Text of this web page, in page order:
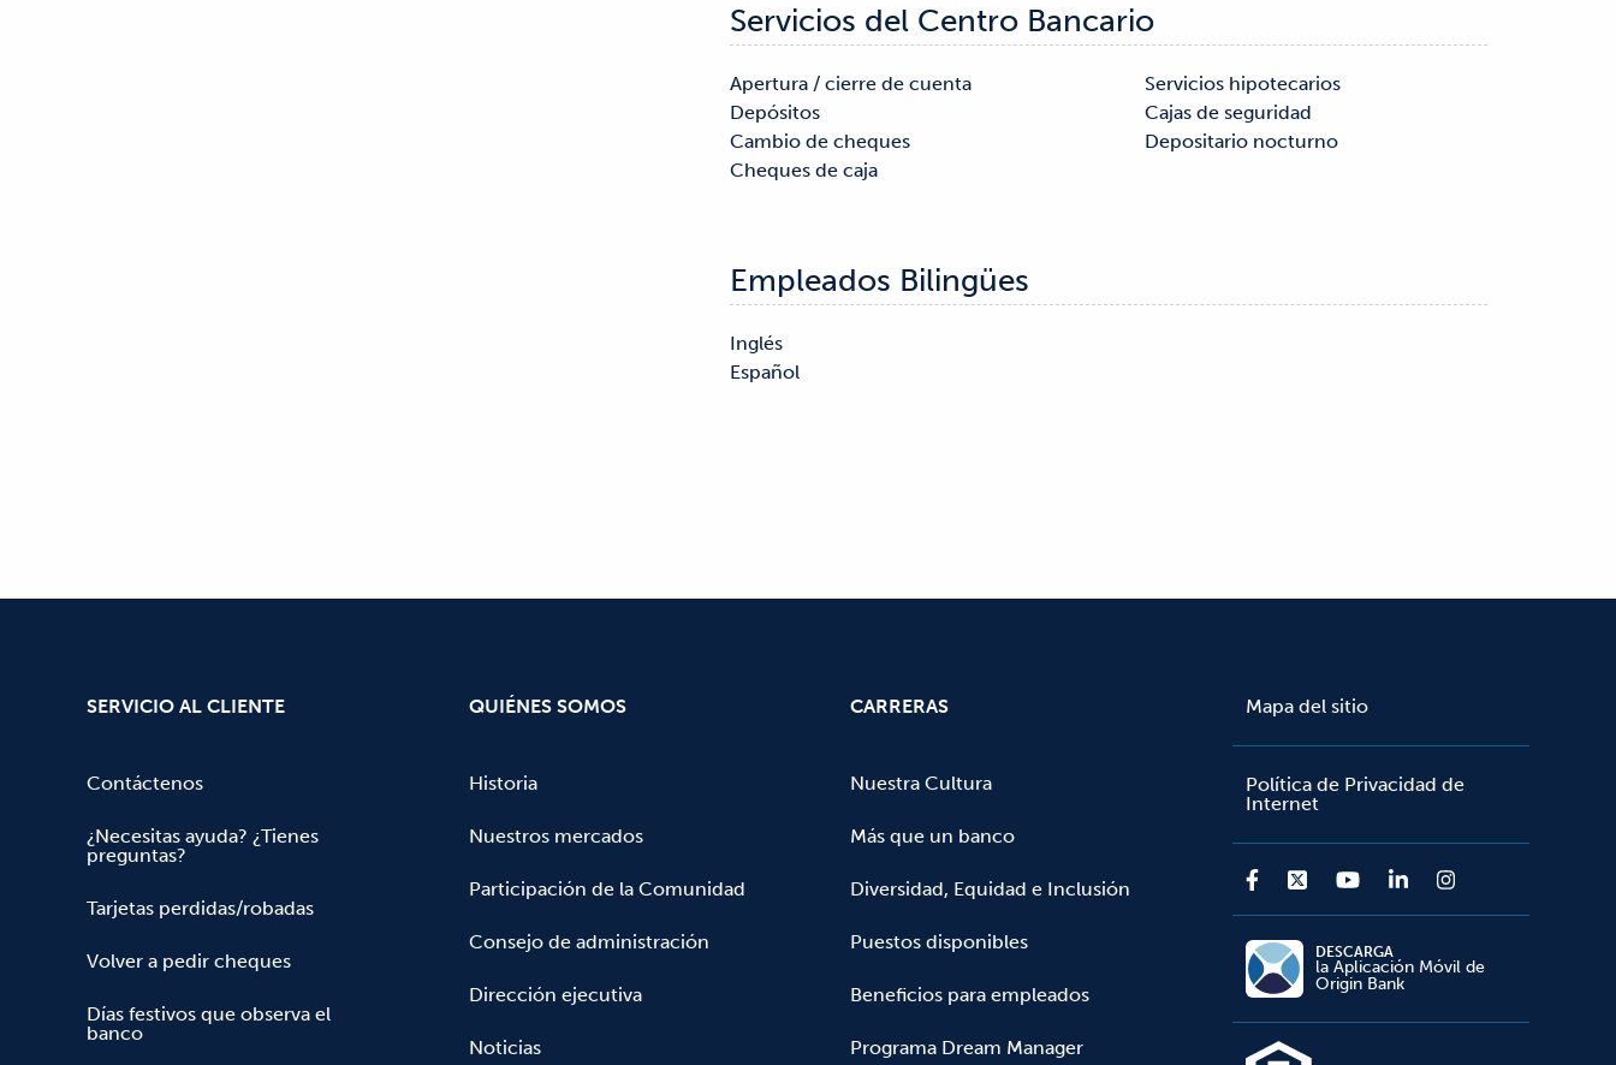
Servicios del Centro Bancario
Apertura / cierre de cuenta
Depósitos
Cambio de cheques
Cheques de caja
Servicios hipotecarios
Cajas de seguridad
Depositario nocturno
Empleados Bilingües
Inglés
Español
SERVICIO AL CLIENTE
Contáctenos
¿Necesitas ayuda? ¿Tienes
preguntas?
Tarjetas perdidas/robadas
Volver a pedir cheques
Días festivos que observa el
banco
QUIÉNES SOMOS
Historia
Nuestros mercados
Participación de la Comunidad
Consejo de administración
Dirección ejecutiva
Noticias
CARRERAS
Nuestra Cultura
Más que un banco
Diversidad, Equidad e Inclusión
Puestos disponibles
Beneficios para empleados
Programa Dream Manager
Mapa del sitio
Política de Privacidad de
Internet
DESCARGA
la Aplicación Móvil de
Origin Bank